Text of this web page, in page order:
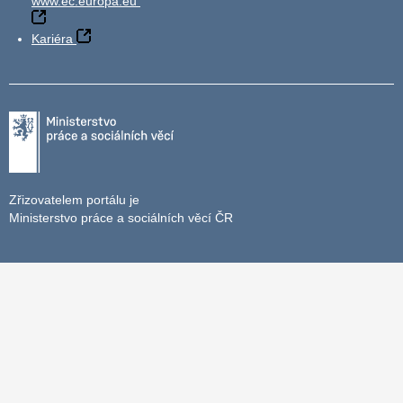
Kariéra
Zřizovatelem portálu je
Ministerstvo práce a sociálních věcí ČR